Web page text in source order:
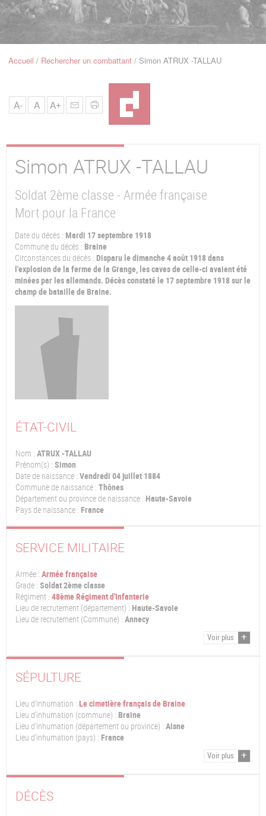
Navigation
FilAccueil Rechercher un combattant Simon ATRUX -TALLAU
A- A A+
Simon ATRUX -TALLAU
Soldat 2ème classe - Armée française
Mort pour la France
Date du décès : Mardi 17 septembre 1918
Commune du décès : Braine
Circonstances du décès : Disparu le dimanche 4 août 1918 dans
l'explosion de la ferme de la Grange, les caves de celle-ci avaient été
minées par les allemands. Décès constaté le 17 septembre 1918 sur le
champ de bataille de Braine.
ÉTAT-CIVIL
Nom : ATRUX -TALLAU
Prénom(s) : Simon
Date de naissance : Vendredi 04 juillet 1884
Commune de naissance : Thônes
Département ou province de naissance : Haute-Savoie
Pays de naissance : France
SERVICE MILITAIRE
Armée : Armée française
Grade : Soldat 2ème classe
Régiment : 48ème Régiment d'Infanterie
Lieu de recrutement (département) : Haute-Savoie
Lieu de recrutement (Commune) : Annecy
Voir plus
SÉPULTURE
Lieu d'inhumation : Le cimetière français de Braine
Lieu d'inhumation (commune) : Braine
Lieu d'inhumation (département ou province) : Aisne
Lieu d'inhumation (pays) : France
Voir plus
DÉCÈS